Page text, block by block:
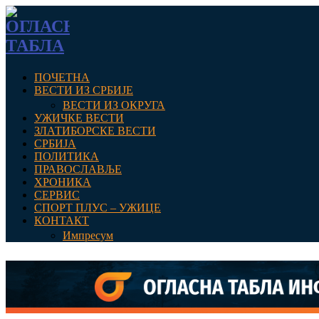
ПОЧЕТНА
ВЕСТИ ИЗ СРБИЈЕ
ВЕСТИ ИЗ ОКРУГА
УЖИЧКЕ ВЕСТИ
ЗЛАТИБОРСКЕ ВЕСТИ
СРБИЈА
ПОЛИТИКА
ПРАВОСЛАВЉЕ
ХРОНИКА
СЕРВИС
СПОРТ ПЛУС – УЖИЦЕ
КОНТАКТ
Импресум